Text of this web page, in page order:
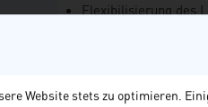
Website stets zu optimieren.
Flexibilisierung des
Vereinfachungen